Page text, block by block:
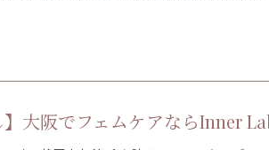
大阪でフェムケアならInner